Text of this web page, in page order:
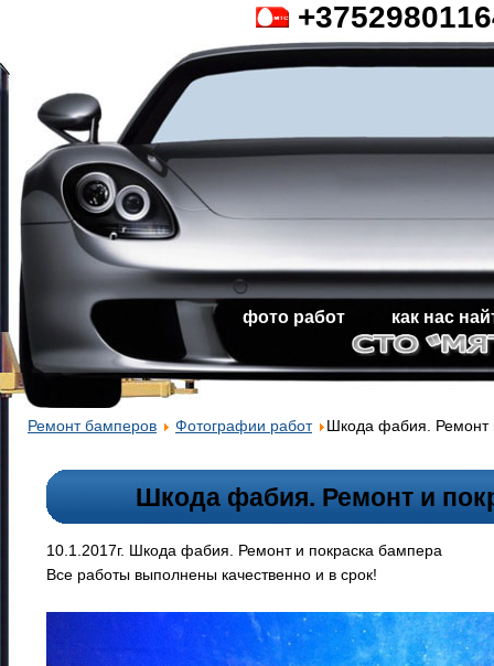
фото работ как нас
Ремонт бамперов Фотографии работ Шкода фабия. Ремонт
Шкода фабия. Ремонт и
10.1.2017г. Шкода фабия. Ремонт и покраска бампера
Все работы выполнены качественно и в срок!